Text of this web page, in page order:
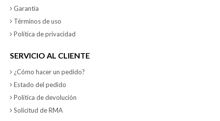
Garantía
Términos de uso
Política de privacidad
SERVICIO AL CLIENTE
¿Cómo hacer un pedido?
Estado del pedido
Política de devolución
Solicitud de RMA